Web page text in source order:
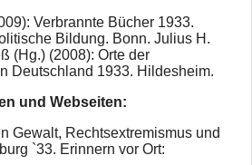
Verbrannte Bücher 1933.
Bildung. Bonn. Julius H.
(Hg.) (2008): Orte der
Deutschland 1933. Hildesheim.
und Webseiten:
Gewalt, Rechtsextremismus und
`33. Erinnern vor Ort: